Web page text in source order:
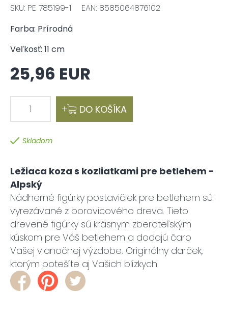
SKU: PE 785199-1
EAN: 8585064876102
Farba: Prírodná
Veľkosť: 11 cm
25,96 EUR
1 DO KOŠÍKA
Skladom
Ležiaca koza s kozliatkami pre betlehem -
Alpský
Nádherné figúrky postavičiek pre betlehem sú
vyrezávané z borovicového dreva. Tieto
drevené figúrky sú krásnym zberateľským
kúskom pre Váš betlehem a dodajú čaro
Vašej vianočnej výzdobe. Originálny darček,
ktorým potešíte aj Vašich blízkych.